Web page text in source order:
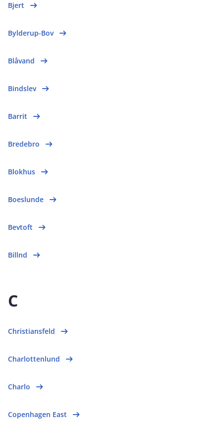
Bjert
Bylderup-Bov
Blåvand
Bindslev
Barrit
Bredebro
Blokhus
Boeslunde
Bevtoft
Billnd
C
Christiansfeld
Charlottenlund
Charlo
Copenhagen East